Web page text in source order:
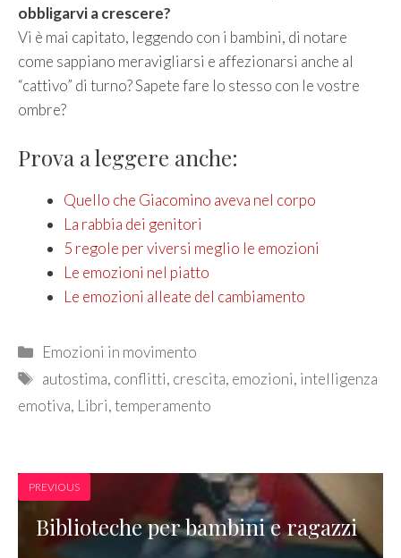
obbligarvi a crescere?
Vi è mai capitato, leggendo con i bambini, di notare
come sappiano meravigliarsi e affezionarsi anche al
“cattivo” di turno? Sapete fare lo stesso con le vostre
ombre?
Prova a leggere anche:
Quello che Giacomino aveva nel corpo
La rabbia dei genitori
5 regole per viversi meglio le emozioni
Le emozioni nel piatto
Le emozioni alleate del cambiamento
Categories
Emozioni in movimento
Tags
autostima, conflitti, crescita, emozioni, intelligenza
emotiva, Libri,temperamento
PREVIOUS
Biblioteche per bambini e ragazzi